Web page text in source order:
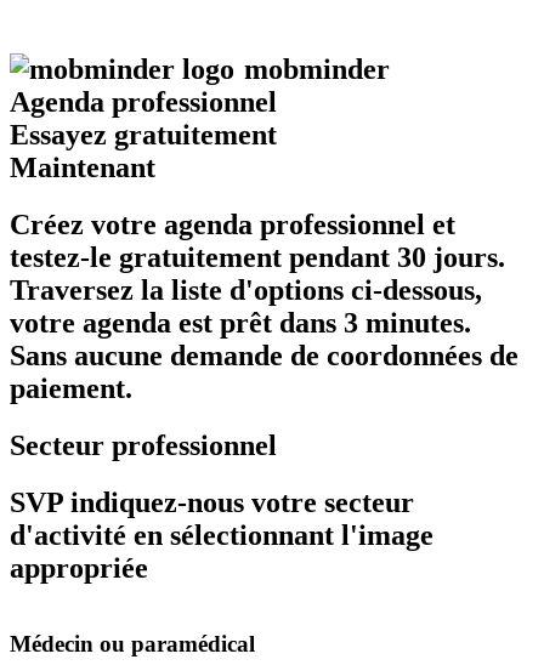
mobminder
Agenda professionnel
Essayez gratuitement
Maintenant
Créez votre agenda professionnel et
testez-le gratuitement pendant 30 jours.
Traversez la liste d'options ci-dessous,
votre agenda est prêt dans 3 minutes.
Sans aucune demande de coordonnées de
paiement.
Secteur professionnel
SVP indiquez-nous votre secteur
d'activité en sélectionnant l'image
appropriée
Médecin ou paramédical